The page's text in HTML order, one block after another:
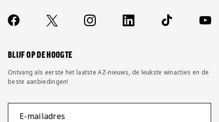
Contact
FAQ
Socials
https://www.facebook.com/AZAlkmaar
X Instagram LinkedIn TikTok
BLIJF OP DE HOOGTE
Ontvang als eerste het laatste AZ-nieuws, de leukste winacties en de
beste aanbiedingen!
E-mailadres